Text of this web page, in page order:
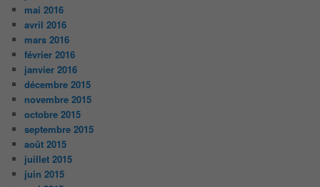
mai 2016
avril 2016
mars 2016
février 2016
janvier 2016
décembre 2015
novembre 2015
octobre 2015
septembre 2015
août 2015
juillet 2015
juin 2015